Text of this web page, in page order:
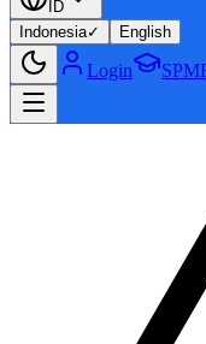
ID
Indonesia✓ English
Login